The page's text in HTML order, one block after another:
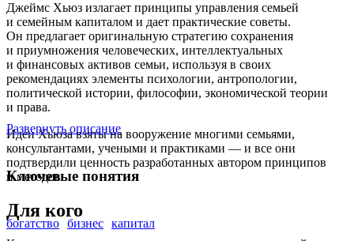
Джеймс Хьюз излагает принципы управления семьей
и семейным капиталом и дает практические советы.
Он предлагает оригинальную стратегию сохранения
и приумножения человеческих, интеллектуальных
и финансовых активов семьи, используя в своих
рекомендациях элементы психологии, антропологии,
политической истории, философии, экономической теории
и права.
Идеи Хьюза взяты на вооружение многими семьями,
консультантами, учеными и практиками — и все они
подтвердили ценность разработанных автором принципов
и методов.
Для кого
Развернуть описание
Ключевые понятия
богатство бизнес капитал